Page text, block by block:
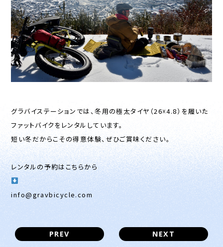
グラバイステーションでは、冬用の極太タイヤ（26☓4.8）を履いた
ファットバイクをレンタルしています。
短い冬だからこその得意体験、ぜひご賞味ください。
レンタルの予約はこちらから
info@gravbicycle.com
PREV NEXT